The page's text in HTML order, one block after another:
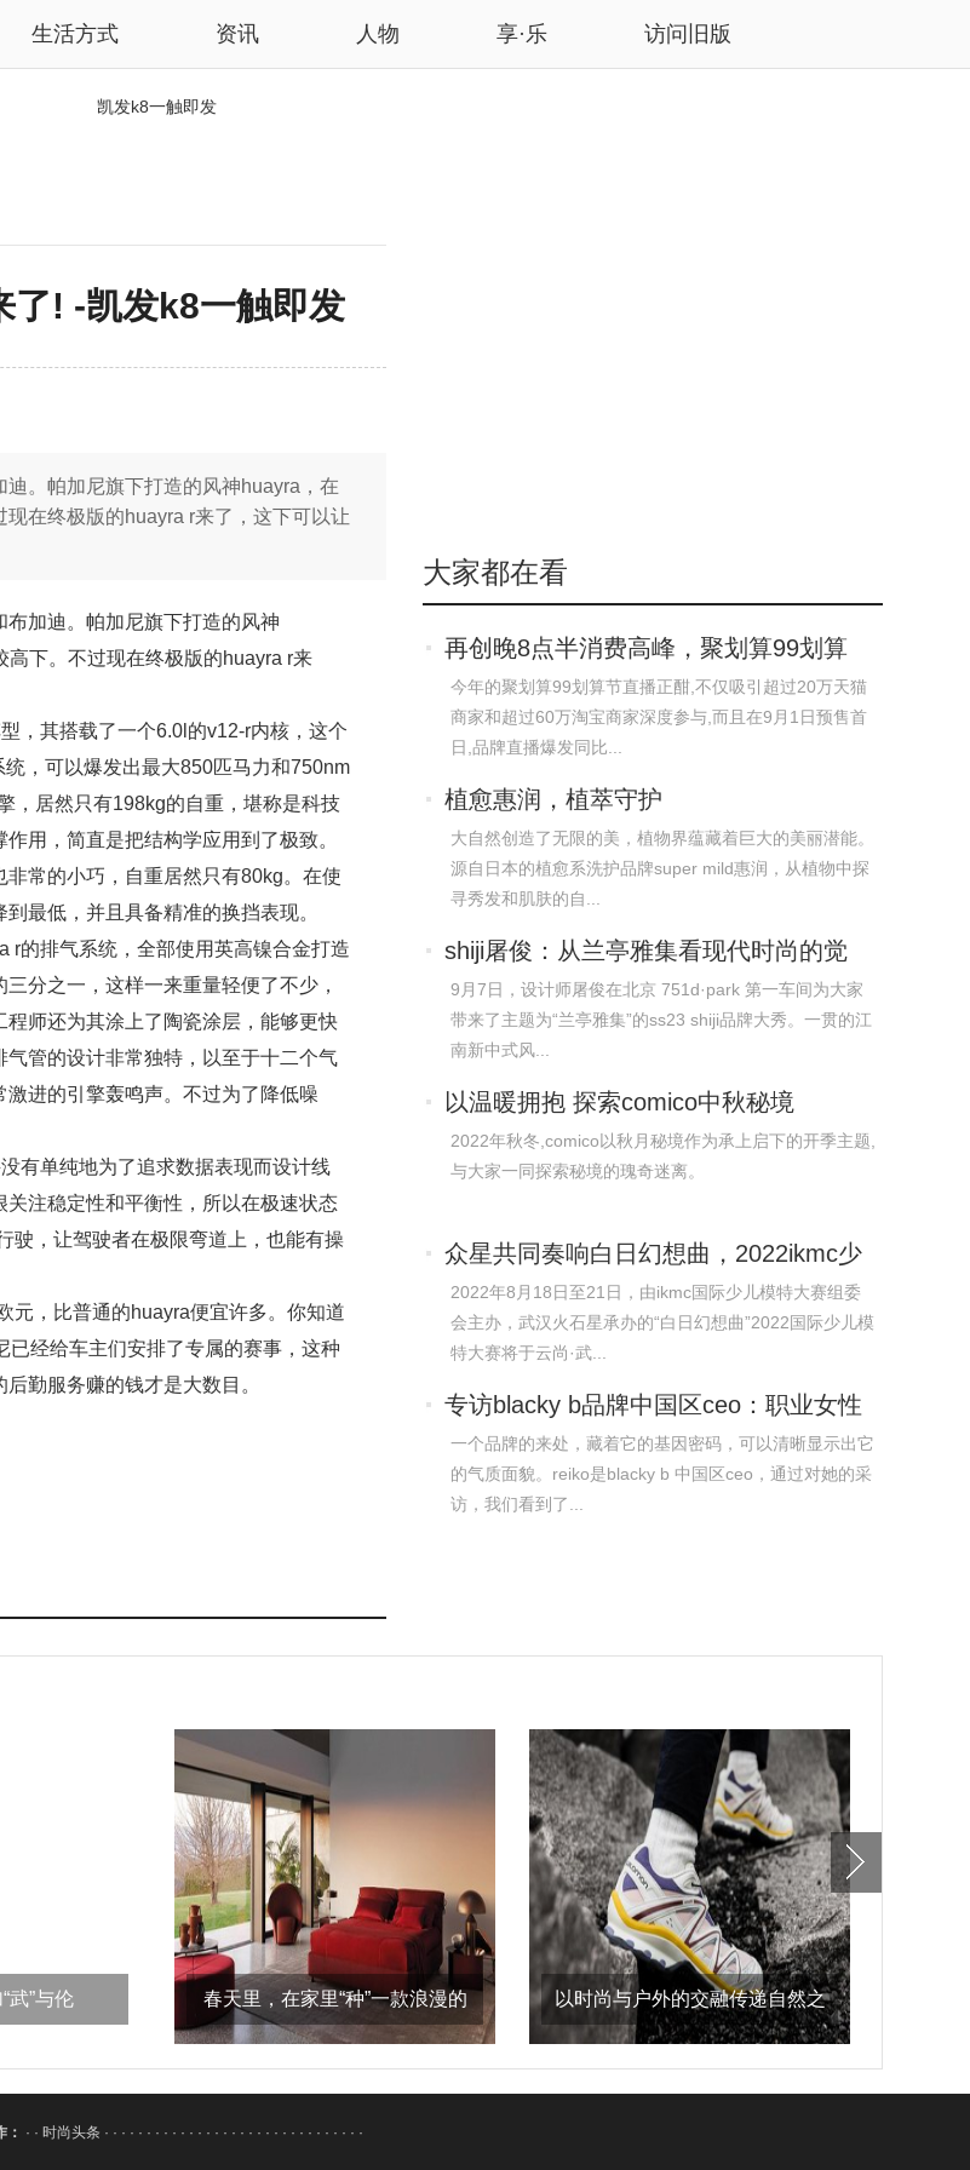
生活方式 资讯 人物 享·乐 访问旧版
凯发k8一触即发
! -凯发k8一触即发
。帕加尼旗下打造的风神huayra，在
在终极版的huayra r来了，这下可以让
加迪。帕加尼旗下打造的风神
下。不过现在终极版的huayra r来
，其搭载了一个6.0l的v12-r内核，这个
，可以爆发出最大850匹马力和750nm
，居然只有198kg的自重，堪称是科技
用，简直是把结构学应用到了极致。
常的小巧，自重居然只有80kg。在使
最低，并且具备精准的换挡表现。
r的排气系统，全部使用英高镍合金打造
分之一，这样一来重量轻便了不少，
师还为其涂上了陶瓷涂层，能够更快
管的设计非常独特，以至于十二个气
进的引擎轰鸣声。不过为了降低噪
有单纯地为了追求数据表现而设计线
注稳定性和平衡性，所以在极速状态
驶，让驾驶者在极限弯道上，也能有操
元，比普通的huayra便宜许多。你知道
经给车主们安排了专属的赛事，这种
勤服务赚的钱才是大数目。
大家都在看
再创晚8点半消费高峰，聚划算99划算
节引领
今年的聚划算99划算节直播正酣,不仅吸引超过20万天猫
商家和超过60万淘宝商家深度参与,而且在9月1日预售首
日,品牌直播爆发同比...
植愈惠润，植萃守护
大自然创造了无限的美，植物界蕴藏着巨大的美丽潜能。
源自日本的植愈系洗护品牌super mild惠润，从植物中探
寻秀发和肌肤的自...
shiji屠俊：从兰亭雅集看现代时尚的觉
醒
9月7日，设计师屠俊在北京 751d·park 第一车间为大家
带来了主题为“兰亭雅集”的ss23 shiji品牌大秀。一贯的江
南新中式风...
以温暖拥抱 探索comico中秋秘境
2022年秋冬,comico以秋月秘境作为承上启下的开季主题,
与大家一同探索秘境的瑰奇迷离。
众星共同奏响白日幻想曲，2022ikmc少
儿国际
2022年8月18日至21日，由ikmc国际少儿模特大赛组委
会主办，武汉火石星承办的“白日幻想曲”2022国际少儿模
特大赛将于云尚·武...
专访blacky b品牌中国区ceo：职业女性
的气
一个品牌的来处，藏着它的基因密码，可以清晰显示出它
的气质面貌。reiko是blacky b 中国区ceo，通过对她的采
访，我们看到了...
武”与伦 春天里，在家里“种”一款浪漫的
家具
以时尚与户外的交融传递自然之
意，salomon
： · · 时尚头条 · · · · · · · · · · · · · · · · · · · · · · · · · · · · · · ·